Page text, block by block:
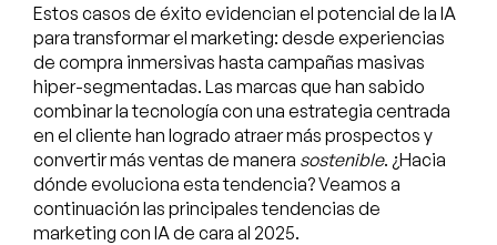
Estos casos de éxito evidencian el potencial de la IA
para transformar el marketing: desde experiencias
de compra inmersivas hasta campañas masivas
hiper-segmentadas. Las marcas que han sabido
combinar la tecnología con una estrategia centrada
en el cliente han logrado atraer más prospectos y
convertir más ventas de manera sostenible. ¿Hacia
dónde evoluciona esta tendencia? Veamos a
continuación las principales tendencias de
marketing con IA de cara al 2025.